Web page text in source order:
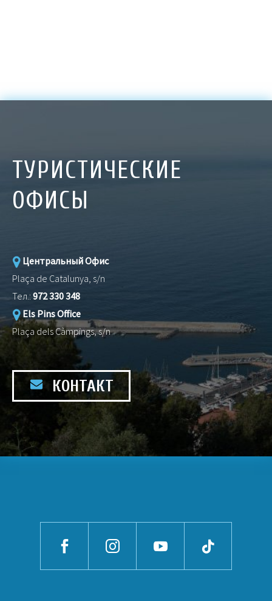
ТУРИСТИЧЕСКИЕ
ОФИСЫ
Центральный Офис
Plaça de Catalunya, s/n
Тел.:972 330 348
Els Pins Office
Plaça dels Càmpings, s/n
КОНТАКТ